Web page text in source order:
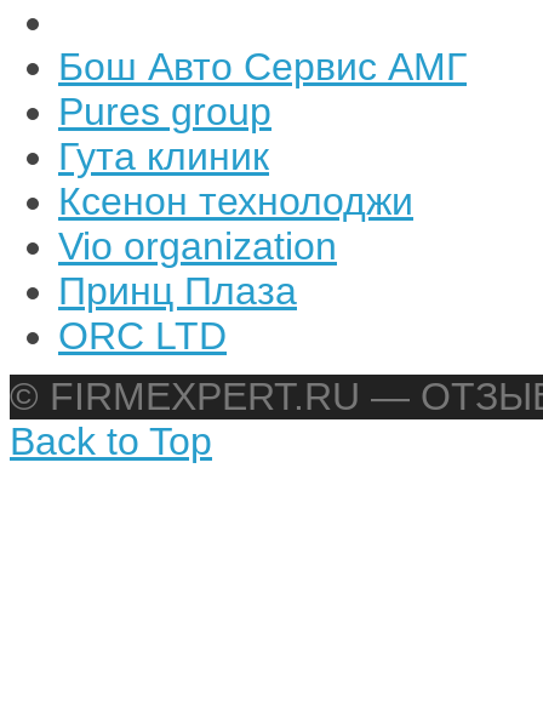
Бош Авто Сервис АМГ
Pures group
Гута клиник
Ксенон технолоджи
Vio organization
Принц Плаза
ORC LTD
© FIRMEXPERT.RU —
Back to Top